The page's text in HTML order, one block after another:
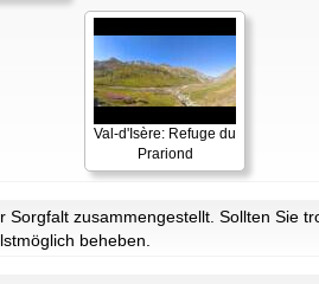
Val-d'Isère: Refuge du
Prariond
zusammengestellt. Sollten Sie
beheben.